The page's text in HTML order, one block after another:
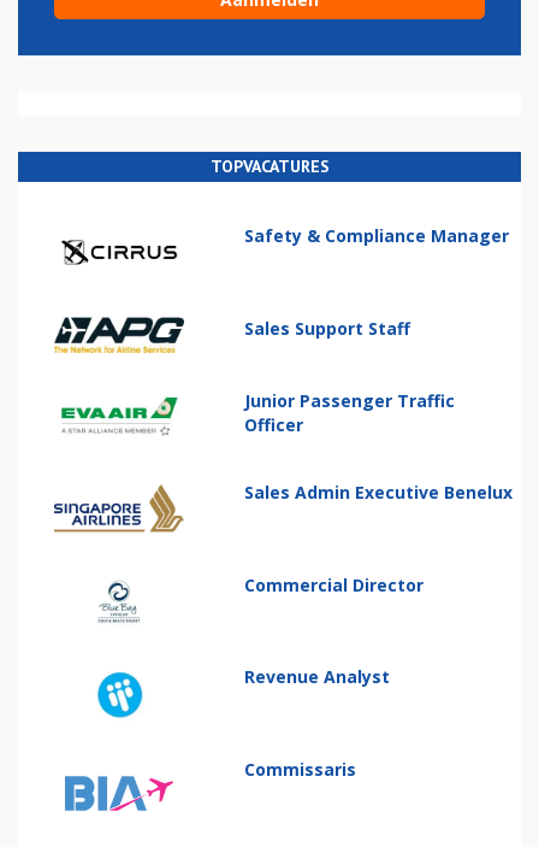
TOPVACATURES
Safety & Compliance Manager
Sales Support Staff
Junior Passenger Traffic
Officer
Sales Admin Executive Benelux
Commercial Director
Revenue Analyst
Commissaris